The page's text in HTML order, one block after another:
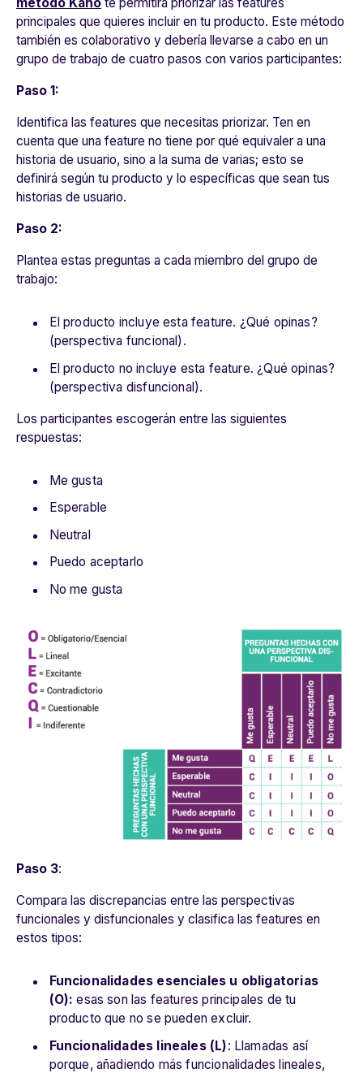
método Kano te permitirá priorizar las features
principales que quieres incluir en tu producto. Este método
también es colaborativo y debería llevarse a cabo en un
grupo de trabajo de cuatro pasos con varios participantes:
Paso 1:
Identifica las features que necesitas priorizar. Ten en
cuenta que una feature no tiene por qué equivaler a una
historia de usuario, sino a la suma de varias; esto se
definirá según tu producto y lo específicas que sean tus
historias de usuario.
Paso 2:
Plantea estas preguntas a cada miembro del grupo de
trabajo:
El producto incluye esta feature. ¿Qué opinas?
(perspectiva funcional).
El producto no incluye esta feature. ¿Qué opinas?
(perspectiva disfuncional).
Los participantes escogerán entre las siguientes
respuestas:
Me gusta
Esperable
Neutral
Puedo aceptarlo
No me gusta
Paso 3:
Compara las discrepancias entre las perspectivas
funcionales y disfuncionales y clasifica las features en
estos tipos:
Funcionalidades esenciales u obligatorias
(O): esas son las features principales de tu
producto que no se pueden excluir.
Funcionalidades lineales (L): Llamadas así
porque, añadiendo más funcionalidades lineales,